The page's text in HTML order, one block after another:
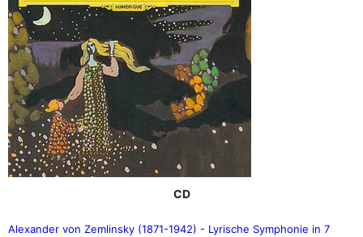
CD
Alexander von Zemlinsky (1871-1942) - Lyrische Symphonie in 7